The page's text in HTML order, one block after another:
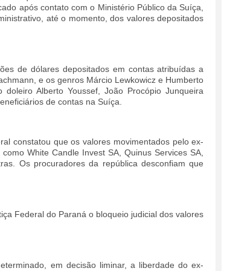
após contato com o Ministério Público da Suíça,
até o momento, dos valores depositados
de dólares depositados em contas atribuídas a
e os genros Márcio Lewkowicz e Humberto
Alberto Youssef, João Procópio Junqueira
de contas na Suíça.
constatou que os valores movimentados pelo ex-
White Candle Invest SA, Quinus Services SA,
Os procuradores da república desconfiam que
Federal do Paraná o bloqueio judicial dos valores
em decisão liminar, a liberdade do ex-